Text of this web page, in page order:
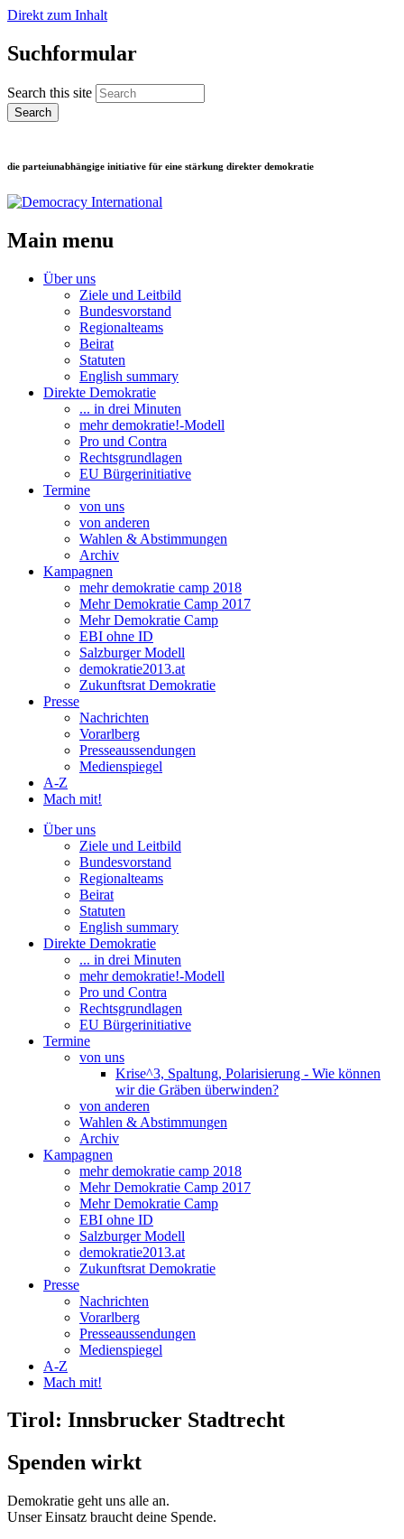
Direkt zum Inhalt
Suchformular
Search this site
die parteiunabhängige initiative für eine stärkung direkter demokratie
Main menu
Über uns
Ziele und Leitbild
Bundesvorstand
Regionalteams
Beirat
Statuten
English summary
Direkte Demokratie
... in drei Minuten
mehr demokratie!-Modell
Pro und Contra
Rechtsgrundlagen
EU Bürgerinitiative
Termine
von uns
von anderen
Wahlen & Abstimmungen
Archiv
Kampagnen
mehr demokratie camp 2018
Mehr Demokratie Camp 2017
Mehr Demokratie Camp
EBI ohne ID
Salzburger Modell
demokratie2013.at
Zukunftsrat Demokratie
Presse
Nachrichten
Vorarlberg
Presseaussendungen
Medienspiegel
A-Z
Mach mit!
Über uns
Ziele und Leitbild
Bundesvorstand
Regionalteams
Beirat
Statuten
English summary
Direkte Demokratie
... in drei Minuten
mehr demokratie!-Modell
Pro und Contra
Rechtsgrundlagen
EU Bürgerinitiative
Termine
von uns
Krise^3, Spaltung, Polarisierung - Wie können
wir die Gräben überwinden?
von anderen
Wahlen & Abstimmungen
Archiv
Kampagnen
mehr demokratie camp 2018
Mehr Demokratie Camp 2017
Mehr Demokratie Camp
EBI ohne ID
Salzburger Modell
demokratie2013.at
Zukunftsrat Demokratie
Presse
Nachrichten
Vorarlberg
Presseaussendungen
Medienspiegel
A-Z
Mach mit!
Tirol: Innsbrucker Stadtrecht
Spenden wirkt
Demokratie geht uns alle an.
Unser Einsatz braucht deine Spende.